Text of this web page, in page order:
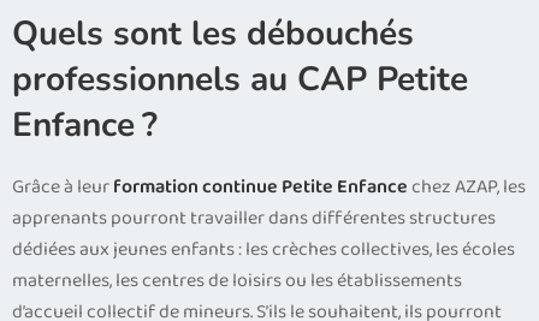
Quels sont les débouchés
professionnels au CAP Petite
Enfance ?
Grâce à leurformation continue Petite Enfancechez AZAP, les
apprenants pourront travailler dans différentes structures
dédiées aux jeunes enfants : les crèches collectives, les écoles
maternelles, les centres de loisirs ou les établissements
d’accueil collectif de mineurs. S’ils le souhaitent, ils pourront